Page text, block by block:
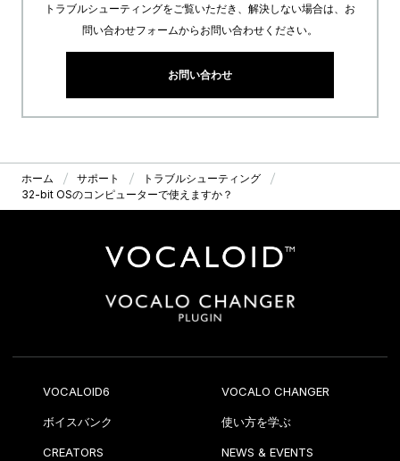
トラブルシューティングをご覧いただき、解決しない場合は、お
問い合わせフォームからお問い合わせください。
お問い合わせ
ホーム サポート
トラブルシューティング
32-bit OSのコンピューターで使えますか？
VOCALOID6 VOCALO CHANGER
ボイスバンク 使い方を学ぶ
CREATORS NEWS & EVENTS